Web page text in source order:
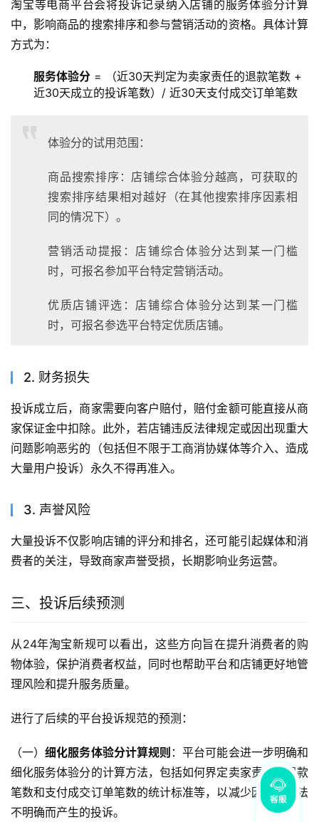
淘宝等电商平台会将投诉记录纳入店铺的服务体验分计算
中，影响商品的搜索排序和参与营销活动的资格。具体计算
方式为：
服务体验分 = （近30天判定为卖家责任的退款笔数 +
近30天成立的投诉笔数）/ 近30天支付成交订单笔数
体验分的试用范围：
商品搜索排序：店铺综合体验分越高，可获取的
搜索排序结果相对越好（在其他搜索排序因素相
同的情况下）。
营销活动提报：店铺综合体验分达到某一门槛
时，可报名参加平台特定营销活动。
优质店铺评选：店铺综合体验分达到某一门槛
时，可报名参选平台特定优质店铺。
2. 财务损失
投诉成立后，商家需要向客户赔付，赔付金额可能直接从商
家保证金中扣除。此外，若店铺违反法律规定或因出现重大
问题影响恶劣的（包括但不限于工商消协媒体等介入、造成
大量用户投诉）永久不得再准入。
3. 声誉风险
大量投诉不仅影响店铺的评分和排名，还可能引起媒体和消
费者的关注，导致商家声誉受损，长期影响业务运营。
三、投诉后续预测
从24年淘宝新规可以看出，这些方向旨在提升消费者的购
物体验，保护消费者权益，同时也帮助平台和店铺更好地管
理风险和提升服务质量。
进行了后续的平台投诉规范的预测：
（一）细化服务体验分计算规则 ：平台可能会进一步明确和
细化服务体验分的计算方法，包括如何界定卖家责任、退款
笔数和支付成交订单笔数的统计标准等，以减少因计算方法
不明确而产生的投诉。